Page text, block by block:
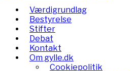
Værdigrundlag
Bestyrelse
Stifter
Debat
Kontakt
Om gylle.dk
Cookiepolitik